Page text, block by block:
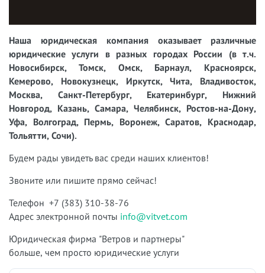
Наша юридическая компания оказывает различные
юридические услуги в разных городах России (в т.ч.
Новосибирск, Томск, Омск, Барнаул, Красноярск,
Кемерово, Новокузнецк, Иркутск, Чита, Владивосток,
Москва, Санкт-Петербург, Екатеринбург, Нижний
Новгород, Казань, Самара, Челябинск, Ростов-на-Дону,
Уфа, Волгоград, Пермь, Воронеж, Саратов, Краснодар,
Тольятти, Сочи).
Будем рады увидеть вас среди наших клиентов!
Звоните или пишите прямо сейчас!
Телефон +7 (383) 310-38-76
Адрес электронной почты info@vitvet.com
Юридическая фирма "Ветров и партнеры"
больше, чем просто юридические услуги